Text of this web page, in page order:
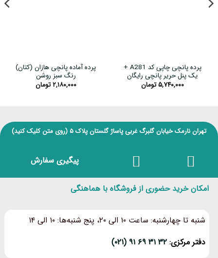
پرده پانچی چاپی کد A281 +
یک پنل حریر پانچی رایگان
۵,۷۴۰,۰۰۰ تومان
پرده آماده پانچی هازان (کتان)
رنگ سبز روشن
۲,۱۸۰,۰۰۰ تومان
تهران نارمک خیابان گلبرگ غربی پاساژ گلستان پلاک ۵ (روی متن کلیک کنید)
پیگیری سفارش
امکان خرید حضوری از فروشگاه با هماهنگی
شنبه تا چهارشنبه: ساعت ۱۰ الی ۲۰، پنج شنبه‌ها: ۱۰ الی ۱۴
دفتر مرکزی: ۳۲ ۳۱ ۶۹ ۹۱ (۰۲۱)